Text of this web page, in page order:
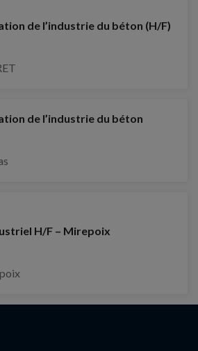
de l’industrie du béton (H/F)
de l’industrie du béton
H/F – Mirepoix